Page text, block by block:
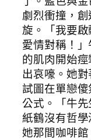
劇烈衝撞，
旋。「我要
愛情對稱！
的肌肉開始
出哀嚎。她
試圖在單戀
公式。「牛
紙鶴沒有哲學
她那間咖啡